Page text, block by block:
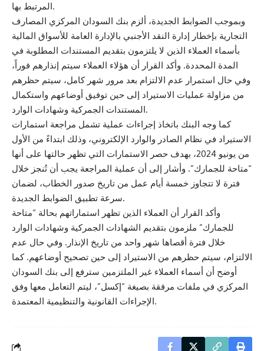
المرتبط بها.
وبموجب الضوابط الجديدة، ألزم بنك السودان المركزي المصارف
التجارية بإخطار إدارة النقد الأجنبي بالإدارة العامة للأسواق المالية
بأسماء العملاء الذين لا يلتزمون بتقديم المستندات المطلوبة في
المدة المحددة. وأكد القرار أن هؤلاء العملاء سيتم إنذارهم فوراً،
وفي حال استمرار عدم الالتزام بعد مرور شهر كامل، سيتم حظرهم
من مزاولة عمليات الاستيراد إلى حين توفيق أوضاعهم واستكمال
المستندات الجمركية وشهادات الوارد.
كما وجه البنك باتخاذ إجراءات عملية تشمل مراجعة استمارات
الاستيراد في نظام الصادر والوارد الإلكتروني، وذلك ابتداءً من الأول
من يونيو 2024، بهدف حصر الاستمارات التي تظهر حالتها على أنها
“متاحة للجمارك”. وأشار إلى أن عملية المراجعة يجب أن تُنجز خلال
فترة لا تتجاوز خمسة أيام عمل من تاريخ صدور الخطاب، لضمان
سرعة تطبيق الضوابط الجديدة.
وأكد القرار أن العملاء الذين تظهر استماراتهم بحالة “متاحة
للجمارك” ملزمون بتقديم الشهادات الجمركية وشهادات الوارد
خلال فترة أقصاها شهر واحد من تاريخ الإنذار. وفي حال عدم
الالتزام، سيتم حظرهم من الاستيراد إلى حين تصحيح أوضاعهم. كما
أوضح أن أسماء العملاء غير الملتزمين سترفع إلى بنك السودان
المركزي في ملفات مرفقة بصيغة “إكسل”، ليتم التعامل معها وفق
الإجراءات القانونية والتنظيمية المعتمدة.